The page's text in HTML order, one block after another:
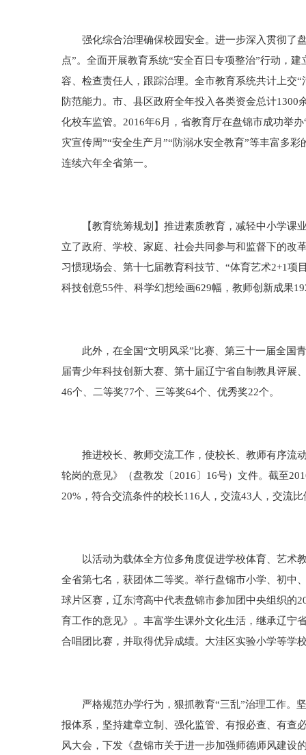
强化综合治理确保校园安全。进一步深入贯彻了盘
点”。全面开展教育系统“安全百日专项整治”行动，
容、检查责任人，跟踪治理。全市教育系统共计上交
防范能力。市、县区政府全年投入各类资金总计1300
化校车监管。2016年6月，省教育厅在盘锦市成功举
灾宣传周”“安全生产月”“防溺水安全教育”等丰富多
连续六年全省第一。
【教育统筹规划】推进素质教育，减轻中小学课业
立了政府、学校、家庭、社会共同参与和监督下的改
习惯现场会、第十七届教育科技节、“体育艺术2+1
科技创意55件、科学幻想绘画629幅，教师创新成果
此外，在全国“文明风采”比赛、第三十一届全国青
届青少年科技创新大赛、第十届辽宁省自制教具评展
46个、二等奖77个、三等奖64个、优秀奖22个。
推进校长、教师交流工作，使校长、教师有序流动
轮岗的意见》（盘教发〔2016〕16号）文件。截至
20%，符合交流条件的校长116人，交流43人，交流比
以活动为载体全方位多角度促进学校体育、艺术教
全省第七名，获团体二等奖。举行盘锦市小学、初中
球片区赛，辽东湾高中代表盘锦市参加团中央组织的
育工作的意见》。丰富学生课外文化生活，继承辽宁
合唱团比赛，并取得优异成绩。大洼区实验小学等学
严格规范办学行为，狠抓教育“三乱”治理工作。坚
报体系，坚持建章立制、强化监管、有报必查、有查
风大会，下发《盘锦市关于进一步加强师德师风建设